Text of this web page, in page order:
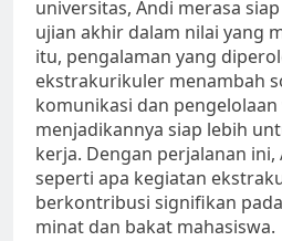
universitas, Andi merasa
ujian akhir dalam nilai yang
itu, pengalaman yang
ekstrakurikuler menambah
komunikasi dan
menjadikannya siap lebih
kerja. Dengan perjalanan
seperti apa kegiatan
berkontribusi signifikan
minat dan bakat mahasiswa.